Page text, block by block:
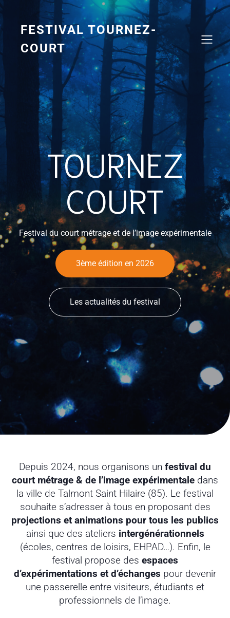
FESTIVAL TOURNEZ-
COURT
TOURNEZ
COURT
Festival du court métrage et de l’image expérimentale
3ème édition en 2026
Les actualités du festival
Depuis 2024, nous organisons un festival du
court métrage & de l’image expérimentale dans
la ville de Talmont Saint Hilaire (85). Le festival
souhaite s’adresser à tous en proposant des
projections et animations pour tous les publics
ainsi que des ateliers intergénérationnels
(écoles, centres de loisirs, EHPAD…). Enfin, le
festival propose des espaces
d’expérimentations et d’échanges pour devenir
une passerelle entre visiteurs, étudiants et
professionnels de l’image.